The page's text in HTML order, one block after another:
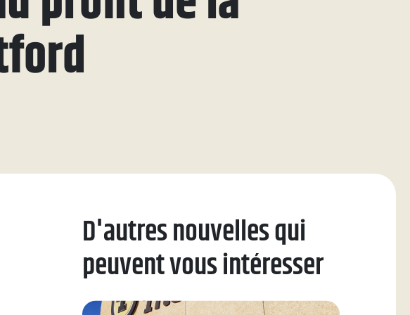
D'autres nouvelles qui
peuvent vous intéresser